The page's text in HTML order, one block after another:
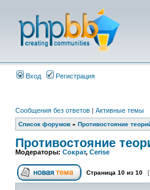
Вход Регистрация
Сообщения без ответов | Активные темы
Список форумов » Противостояние
Противостояние
Модераторы: Сократ, Cerise
Страница 10 из 10